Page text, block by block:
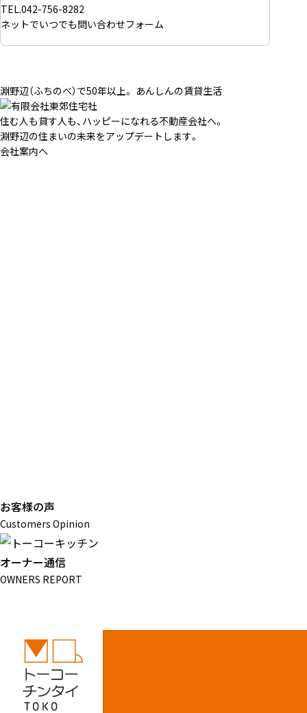
TEL.042-756-8282
ネットでいつでも問い合わせフォーム
淵野辺（ふちのべ）で50年以上。 あんしんの賃貸生活
住む人も貸す人も、ハッピーになれる不動産会社へ。
淵野辺の住まいの未来をアップデートします。
会社案内へ
お客様の声
Customers Opinion
オーナー通信
OWNERS REPORT